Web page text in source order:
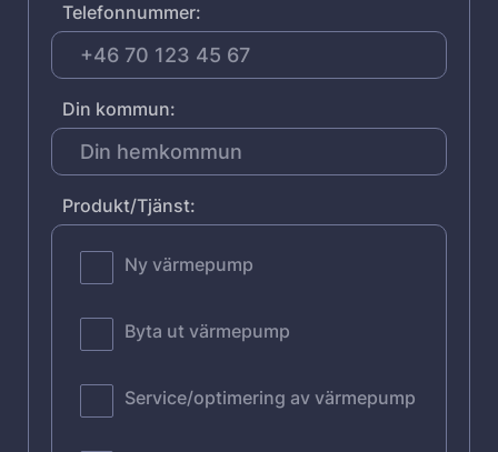
Telefonnummer:
Din kommun:
Produkt/Tjänst:
Ny värmepump
Byta ut värmepump
Service/optimering av värmepump